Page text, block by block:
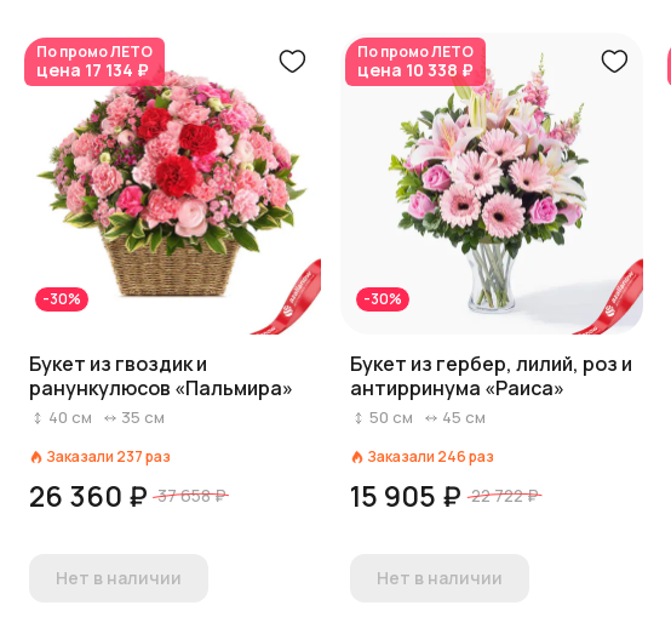
По промоЛЕТО
цена 17 134 ₽
-30%
Букет из гвоздик и
ранункулюсов «Пальмира»
40 см 35 см
Заказали 237раз
26 360 ₽ 37 658 ₽
Нет в наличии
По промоЛЕТО
цена 10 338 ₽
-30%
Букет из гербер, лилий, роз и
антирринума «Раиса»
50 см 45 см
Заказали 246раз
15 905 ₽ 22 722 ₽
Нет в наличии